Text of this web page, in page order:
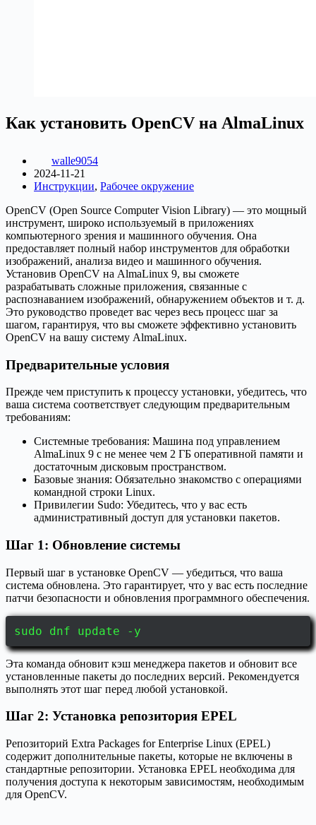
Как установить OpenCV на AlmaLinux
walle9054
2024-11-21
Инструкции, Рабочее окружение
OpenCV (Open Source Computer Vision Library) — это мощный
инструмент, широко используемый в приложениях
компьютерного зрения и машинного обучения. Она
предоставляет полный набор инструментов для обработки
изображений, анализа видео и машинного обучения.
Установив OpenCV на AlmaLinux 9, вы сможете
разрабатывать сложные приложения, связанные с
распознаванием изображений, обнаружением объектов и т. д.
Это руководство проведет вас через весь процесс шаг за
шагом, гарантируя, что вы сможете эффективно установить
OpenCV на вашу систему AlmaLinux.
Предварительные условия
Прежде чем приступить к процессу установки, убедитесь, что
ваша система соответствует следующим предварительным
требованиям:
Системные требования: Машина под управлением
AlmaLinux 9 с не менее чем 2 ГБ оперативной памяти и
достаточным дисковым пространством.
Базовые знания: Обязательно знакомство с операциями
командной строки Linux.
Привилегии Sudo: Убедитесь, что у вас есть
административный доступ для установки пакетов.
Шаг 1: Обновление системы
Первый шаг в установке OpenCV — убедиться, что ваша
система обновлена. Это гарантирует, что у вас есть последние
патчи безопасности и обновления программного обеспечения.
sudo dnf update -y
Эта команда обновит кэш менеджера пакетов и обновит все
установленные пакеты до последних версий. Рекомендуется
выполнять этот шаг перед любой установкой.
Шаг 2: Установка репозитория EPEL
Репозиторий Extra Packages for Enterprise Linux (EPEL)
содержит дополнительные пакеты, которые не включены в
стандартные репозитории. Установка EPEL необходима для
получения доступа к некоторым зависимостям, необходимым
для OpenCV.